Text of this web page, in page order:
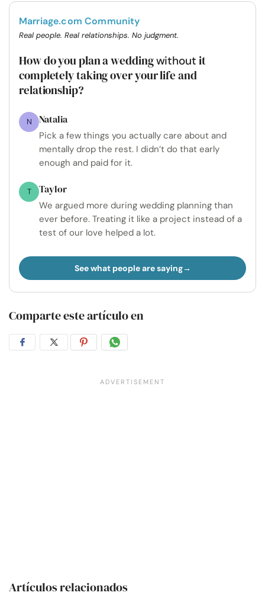
Marriage.com Community
Real people. Real relationships. No judgment.
How do you plan a weddingwithout it
completely taking over your life and
relationship?
N Natalia
Pick a few things you actually care about and
mentally drop the rest. I didn’t do that early
enough and paid for it.
T Taylor
We argued more during wedding planning than
ever before. Treating it like a project instead of a
test of our love helped a lot.
See what people are saying
Comparte este artículo en
CompartirCompartirCompartir
Pinterest
Compartir
WhatsApp
Artículos relacionados